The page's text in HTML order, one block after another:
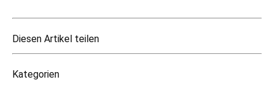
Diesen Artikel teilen
Kategorien